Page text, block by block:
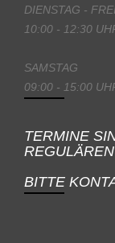
DIENSTAG -
10:00 - 12:30
SAMSTAG
09:00 - 15:00
TERMINE
BITTE